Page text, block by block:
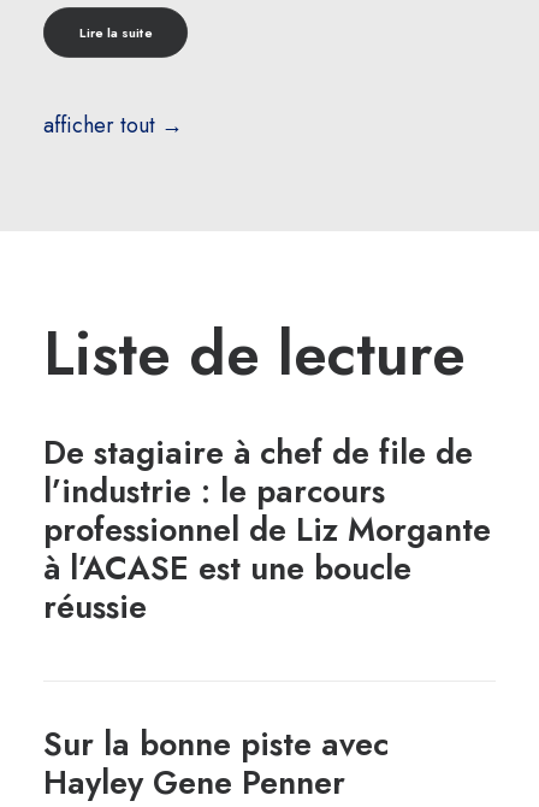
Lire la suite
afficher tout →
Liste de lecture
De stagiaire à chef de file de
l’industrie : le parcours
professionnel de Liz Morgante
à l’ACASE est une boucle
réussie
Sur la bonne piste avec
Hayley Gene Penner